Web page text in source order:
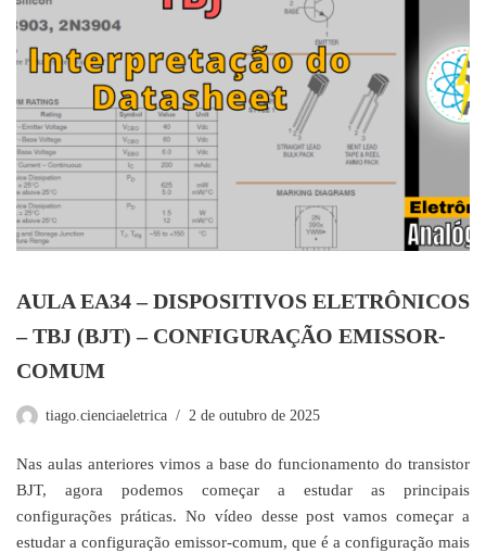
AULA EA34 – DISPOSITIVOS ELETRÔNICOS
– TBJ (BJT) – CONFIGURAÇÃO EMISSOR-
COMUM
tiago.cienciaeletrica 2 de outubro de 2025
Nas aulas anteriores vimos a base do funcionamento do transistor
BJT, agora podemos começar a estudar as principais
configurações práticas. No vídeo desse post vamos começar a
estudar a configuração emissor-comum, que é a configuração mais